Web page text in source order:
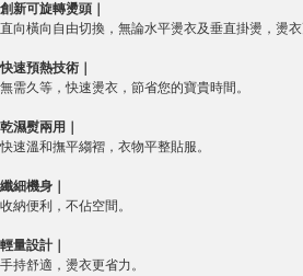
創新可旋轉燙頭｜
直向橫向自由切換，無論水平燙衣及垂直掛燙，燙衣
快速預熱技術｜
無需久等，快速燙衣，節省您的寶貴時間。
乾濕熨兩用｜
快速溫和撫平縐褶，衣物平整貼服。
纖細機身｜
收納便利，不佔空間。
輕量設計｜
手持舒適，燙衣更省力。